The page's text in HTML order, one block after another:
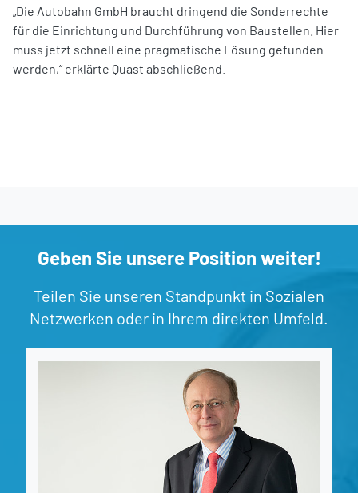
„Die Autobahn GmbH braucht dringend die Sonderrechte
für die Einrichtung und Durchführung von Baustellen. Hier
muss jetzt schnell eine pragmatische Lösung gefunden
werden,“ erklärte Quast abschließend.
Geben Sie unsere Position weiter!
Teilen Sie unseren Standpunkt in Sozialen
Netzwerken oder in Ihrem direkten Umfeld.